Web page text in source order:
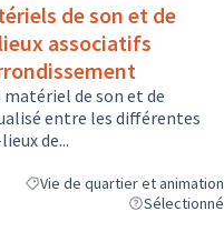
de son et de
associatifs
de son et de
entre les différentes
de...
Vie de quartier et animation
Sélectionné